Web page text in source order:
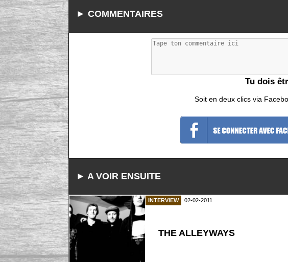
► COMMENTAIRES
Tu dois
Soit en deux clics via
► A VOIR ENSUITE
INTERVIEW 02-02-2011
THE ALLEYWAYS